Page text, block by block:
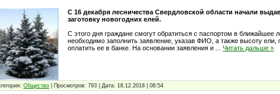
С 16 декабря лесничества Свердловской области начали
заготовку новогодних елей.
С этого дня граждане смогут обратиться с паспортом в ближайшее
необходимо заполнить заявление, указав ФИО, а также высоту ели,
оплатить ее в банке. На основании заявления и
...Читать дальше »
Общество Просмотров: 793 Дата: 18.12.2018 |08:54